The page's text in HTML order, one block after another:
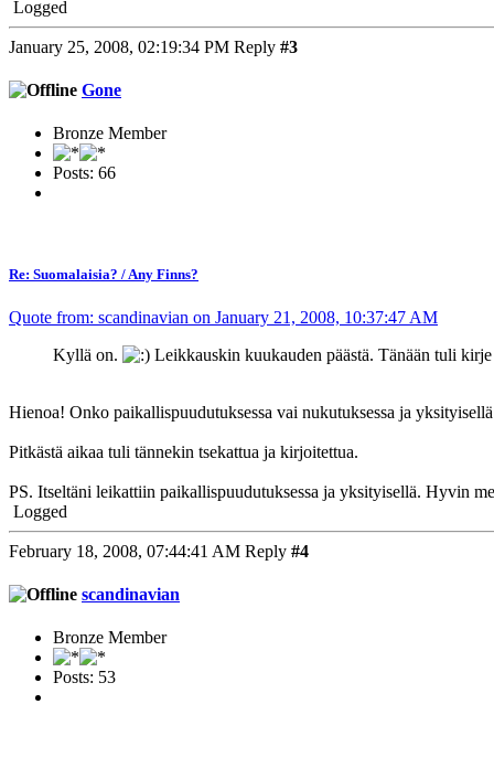
Logged
January 25, 2008, 02:19:34 PM Reply #3
Gone
Bronze Member
Posts: 66
Re: Suomalaisia? / Any Finns?
Quote from: scandinavian on January 21, 2008, 10:37:47 AM
Kyllä on.
Leikkauskin kuukauden päästä. Tänään tuli
Hienoa! Onko paikallispuudutuksessa vai nukutuksessa ja
Pitkästä aikaa tuli tännekin tsekattua ja kirjoitettua.
PS. Itseltäni leikattiin paikallispuudutuksessa ja yksityisellä. Hyvin
Logged
February 18, 2008, 07:44:41 AM Reply #4
scandinavian
Bronze Member
Posts: 53